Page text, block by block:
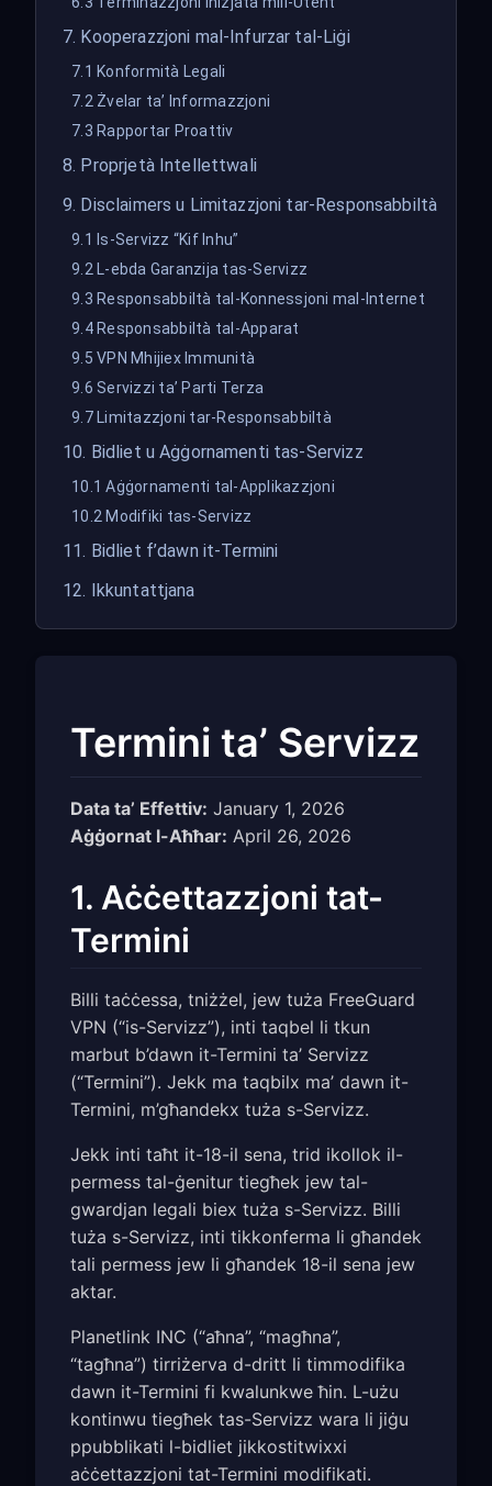
7. Kooperazzjoni mal-Infurzar tal-Liġi
7.1 Konformità Legali
7.2 Żvelar ta’ Informazzjoni
7.3 Rapportar Proattiv
8. Proprjetà Intellettwali
9. Disclaimers u Limitazzjoni tar-Responsabbiltà
9.1 Is-Servizz “Kif Inhu”
9.2 L-ebda Garanzija tas-Servizz
9.3 Responsabbiltà tal-Konnessjoni mal-Internet
9.4 Responsabbiltà tal-Apparat
9.5 VPN Mhijiex Immunità
9.6 Servizzi ta’ Parti Terza
9.7 Limitazzjoni tar-Responsabbiltà
10. Bidliet u Aġġornamenti tas-Servizz
10.1 Aġġornamenti tal-Applikazzjoni
10.2 Modifiki tas-Servizz
11. Bidliet f’dawn it-Termini
12. Ikkuntattjana
Termini ta’ Servizz
Data ta’ Effettiv: January 1, 2026
Aġġornat l-Aħħar: April 26, 2026
1. Aċċettazzjoni tat-
Termini
Billi taċċessa, tniżżel, jew tuża FreeGuard
VPN (“is-Servizz”), inti taqbel li tkun
marbut b’dawn it-Termini ta’ Servizz
(“Termini”). Jekk ma taqbilx ma’ dawn it-
Termini, m’għandekx tuża s-Servizz.
Jekk inti taħt it-18-il sena, trid ikollok il-
permess tal-ġenitur tiegħek jew tal-
gwardjan legali biex tuża s-Servizz. Billi
tuża s-Servizz, inti tikkonferma li għandek
tali permess jew li għandek 18-il sena jew
aktar.
Planetlink INC (“aħna”, “magħna”,
“tagħna”) tirriżerva d-dritt li timmodifika
dawn it-Termini fi kwalunkwe ħin. L-użu
kontinwu tiegħek tas-Servizz wara li jiġu
ppubblikati l-bidliet jikkostitwixxi
aċċettazzjoni tat-Termini modifikati.